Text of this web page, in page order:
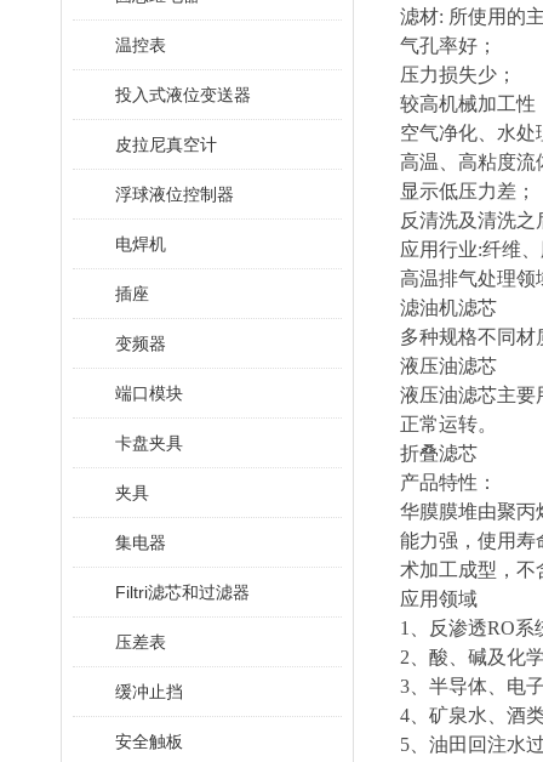
温控表
投入式液位变送器
皮拉尼真空计
浮球液位控制器
电焊机
插座
变频器
端口模块
卡盘夹具
夹具
集电器
Filtri滤芯和过滤器
压差表
缓冲止挡
安全触板
滤材: 所使用的
气孔率好；
压力损失少；
较高机械加工性
空气净化、水处
高温、高粘度流
显示低压力差；
反清洗及清洗
应用行业:纤维
高温排气处理领
滤油机滤芯
多种规格不同材
液压油滤芯
液压油滤芯主要
正常运转。
折叠滤芯
产品特性：
华膜膜堆由聚丙
能力强，使用寿
术加工成型，不
应用领域
1、反渗透RO系
2、酸、碱及化
3、半导体、电
4、矿泉水、酒
5、油田回注水